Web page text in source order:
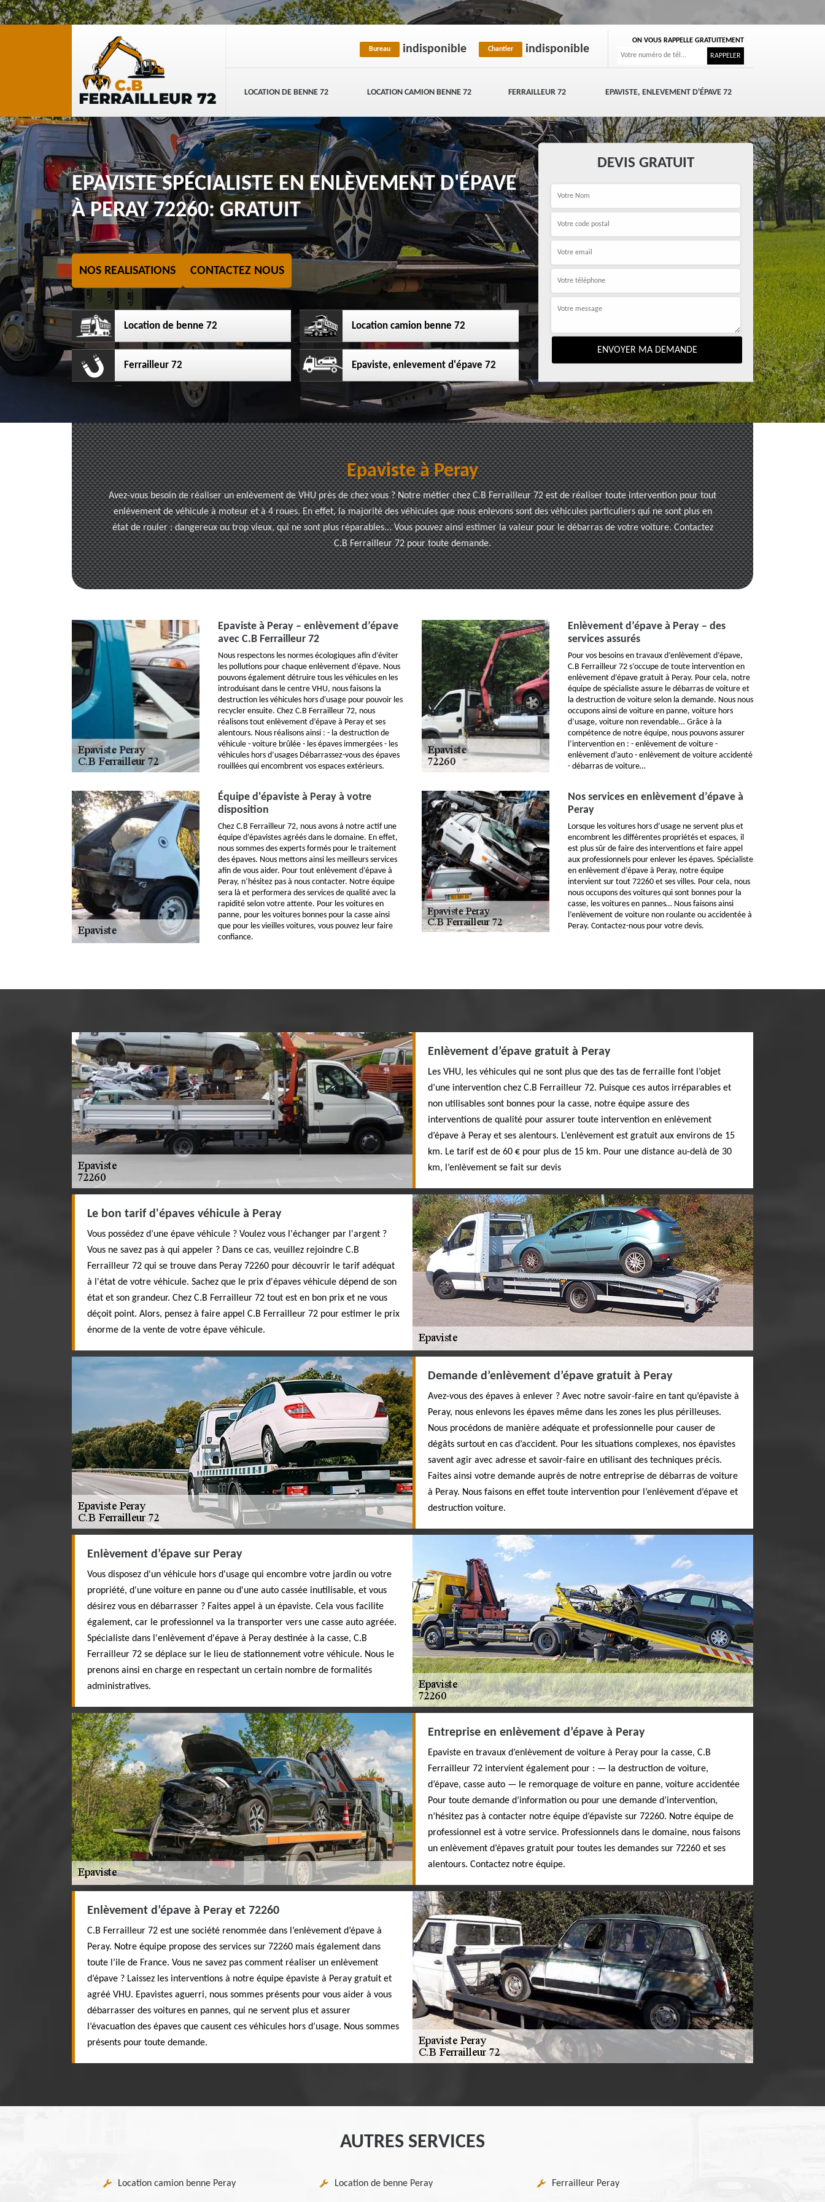
LOCATION DE BENNE 72 LOCATION CAMION BENNE 72 FERRAILLEUR 72 EPAVISTE, ENLEVEMENT D'ÉPAVE 72
Bureau indisponible Chantier indisponible
ON VOUS RAPPELLE GRATUITEMENT
EPAVISTE SPÉCIALISTE EN ENLÈVEMENT D'ÉPAVE
À PERAY 72260: GRATUIT
NOS REALISATIONS CONTACTEZ NOUS
Location de benne 72 Location camion benne 72
Ferrailleur 72 Epaviste, enlevement d'épave 72
DEVIS GRATUIT
Epaviste à Peray
Avez-vous besoin de réaliser un enlèvement de VHU près de chez vous ? Notre métier chez C.B Ferrailleur 72 est de réaliser toute intervention pour tout
enlèvement de véhicule à moteur et à 4 roues. En effet, la majorité des véhicules que nous enlevons sont des véhicules particuliers qui ne sont plus en
état de rouler : dangereux ou trop vieux, qui ne sont plus réparables... Vous pouvez ainsi estimer la valeur pour le débarras de votre voiture. Contactez
C.B Ferrailleur 72 pour toute demande.
Epaviste à Peray – enlèvement d’épave
avec C.B Ferrailleur 72
Nous respectons les normes écologiques afin d’éviter
les pollutions pour chaque enlèvement d’épave. Nous
pouvons également détruire tous les véhicules en les
introduisant dans le centre VHU, nous faisons la
destruction les véhicules hors d'usage pour pouvoir les
recycler ensuite. Chez C.B Ferrailleur 72, nous
réalisons tout enlèvement d’épave à Peray et ses
alentours. Nous réalisons ainsi : - la destruction de
véhicule - voiture brûlée - les épaves immergées - les
véhicules hors d’usages Débarrassez-vous des épaves
rouillées qui encombrent vos espaces extérieurs.
Enlèvement d’épave à Peray – des
services assurés
Pour vos besoins en travaux d’enlèvement d’épave,
C.B Ferrailleur 72 s’occupe de toute intervention en
enlèvement d’épave gratuit à Peray. Pour cela, notre
équipe de spécialiste assure le débarras de voiture et
la destruction de voiture selon la demande. Nous nous
occupons ainsi de voiture en panne, voiture hors
d’usage, voiture non revendable… Grâce à la
compétence de notre équipe, nous pouvons assurer
l’intervention en : - enlèvement de voiture -
enlèvement d’auto - enlèvement de voiture accidenté
- débarras de voiture…
Équipe d'épaviste à Peray à votre
disposition
Chez C.B Ferrailleur 72, nous avons à notre actif une
équipe d’épavistes agréés dans le domaine. En effet,
nous sommes des experts formés pour le traitement
des épaves. Nous mettons ainsi les meilleurs services
afin de vous aider. Pour tout enlèvement d’épave à
Peray, n’hésitez pas à nous contacter. Notre équipe
sera là et performera des services de qualité avec la
rapidité selon votre attente. Pour les voitures en
panne, pour les voitures bonnes pour la casse ainsi
que pour les vieilles voitures, vous pouvez leur faire
confiance.
Nos services en enlèvement d’épave à
Peray
Lorsque les voitures hors d’usage ne servent plus et
encombrent les différentes propriétés et espaces, il
est plus sûr de faire des interventions et faire appel
aux professionnels pour enlever les épaves. Spécialiste
en enlèvement d’épave à Peray, notre équipe
intervient sur tout 72260 et ses villes. Pour cela, nous
nous occupons des voitures qui sont bonnes pour la
casse, les voitures en pannes… Nous faisons ainsi
l’enlèvement de voiture non roulante ou accidentée à
Peray. Contactez-nous pour votre devis.
Enlèvement d’épave gratuit à Peray
Les VHU, les véhicules qui ne sont plus que des tas de ferraille font l’objet
d’une intervention chez C.B Ferrailleur 72. Puisque ces autos irréparables et
non utilisables sont bonnes pour la casse, notre équipe assure des
interventions de qualité pour assurer toute intervention en enlèvement
d’épave à Peray et ses alentours. L’enlèvement est gratuit aux environs de 15
km. Le tarif est de 60 € pour plus de 15 km. Pour une distance au-delà de 30
km, l’enlèvement se fait sur devis
Le bon tarif d'épaves véhicule à Peray
Vous possédez d’une épave véhicule ? Voulez vous l'échanger par l'argent ?
Vous ne savez pas à qui appeler ? Dans ce cas, veuillez rejoindre C.B
Ferrailleur 72 qui se trouve dans Peray 72260 pour découvrir le tarif adéquat
à l'état de votre véhicule. Sachez que le prix d'épaves véhicule dépend de son
état et son grandeur. Chez C.B Ferrailleur 72 tout est en bon prix et ne vous
déçoit point. Alors, pensez à faire appel C.B Ferrailleur 72 pour estimer le prix
énorme de la vente de votre épave véhicule.
Demande d’enlèvement d’épave gratuit à Peray
Avez-vous des épaves à enlever ? Avec notre savoir-faire en tant qu’épaviste à
Peray, nous enlevons les épaves même dans les zones les plus périlleuses.
Nous procédons de manière adéquate et professionnelle pour causer de
dégâts surtout en cas d’accident. Pour les situations complexes, nos épavistes
savent agir avec adresse et savoir-faire en utilisant des techniques précis.
Faites ainsi votre demande auprès de notre entreprise de débarras de voiture
à Peray. Nous faisons en effet toute intervention pour l’enlèvement d’épave et
destruction voiture.
Enlèvement d’épave sur Peray
Vous disposez d'un véhicule hors d'usage qui encombre votre jardin ou votre
propriété, d'une voiture en panne ou d'une auto cassée inutilisable, et vous
désirez vous en débarrasser ? Faites appel à un épaviste. Cela vous facilite
également, car le professionnel va la transporter vers une casse auto agréée.
Spécialiste dans l'enlèvement d'épave à Peray destinée à la casse, C.B
Ferrailleur 72 se déplace sur le lieu de stationnement votre véhicule. Nous le
prenons ainsi en charge en respectant un certain nombre de formalités
administratives.
Entreprise en enlèvement d’épave à Peray
Epaviste en travaux d’enlèvement de voiture à Peray pour la casse, C.B
Ferrailleur 72 intervient également pour : — la destruction de voiture,
d’épave, casse auto — le remorquage de voiture en panne, voiture accidentée
Pour toute demande d’information ou pour une demande d’intervention,
n’hésitez pas à contacter notre équipe d’épaviste sur 72260. Notre équipe de
professionnel est à votre service. Professionnels dans le domaine, nous faisons
un enlèvement d’épaves gratuit pour toutes les demandes sur 72260 et ses
alentours. Contactez notre équipe.
Enlèvement d’épave à Peray et 72260
C.B Ferrailleur 72 est une société renommée dans l’enlèvement d’épave à
Peray. Notre équipe propose des services sur 72260 mais également dans
toute l’ile de France. Vous ne savez pas comment réaliser un enlèvement
d’épave ? Laissez les interventions à notre équipe épaviste à Peray gratuit et
agréé VHU. Epavistes aguerri, nous sommes présents pour vous aider à vous
débarrasser des voitures en pannes, qui ne servent plus et assurer
l’évacuation des épaves que causent ces véhicules hors d’usage. Nous sommes
présents pour toute demande.
AUTRES SERVICES
Location camion benne Peray Location de benne Peray Ferrailleur Peray